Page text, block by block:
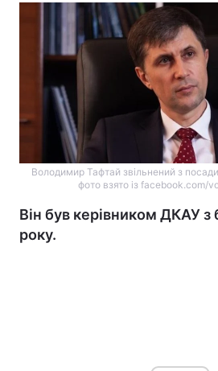
Володимир Тафтай звільнений з
фото взято із facebook.com/
Він був керівником ДКАУ з
року.